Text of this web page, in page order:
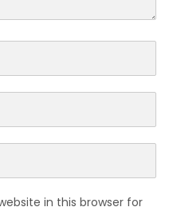
in this browser for